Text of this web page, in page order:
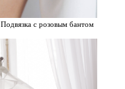
Подвязка с розовым бантом